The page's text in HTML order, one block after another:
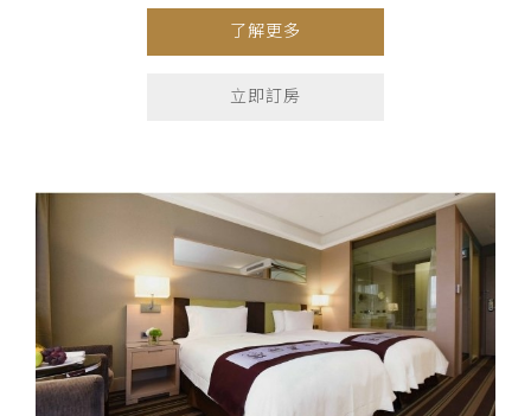
了解更多
立即訂房